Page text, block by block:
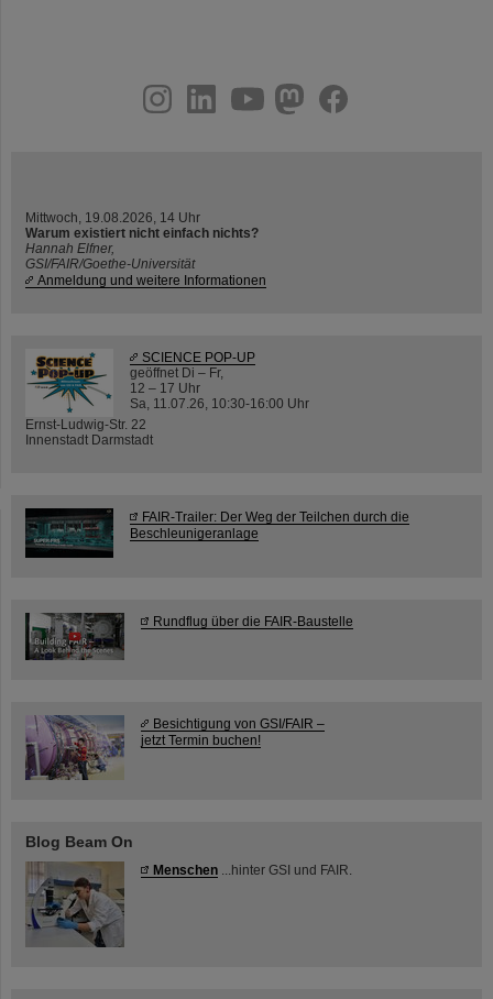
youtube
helmholtz.social
facebook
Mittwoch, 19.08.2026, 14 Uhr
Warum existiert nicht einfach nichts?
Hannah Elfner,
GSI/FAIR/Goethe-Universität
Anmeldung und weitere Informationen
SCIENCE POP-UP
geöffnet Di – Fr,
12 – 17 Uhr
Sa, 11.07.26, 10:30-16:00 Uhr
Ernst-Ludwig-Str. 22
Innenstadt Darmstadt
FAIR-Trailer: Der Weg der Teilchen durch die
Beschleunigeranlage
Rundflug über die FAIR-Baustelle
Besichtigung von GSI/FAIR –
jetzt Termin buchen!
Blog Beam On
Menschen ...hinter GSI und FAIR.